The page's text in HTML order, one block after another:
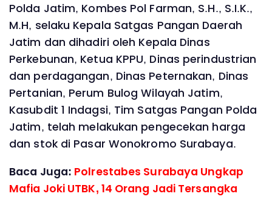
Polda Jatim, Kombes Pol Farman, S.H., S.I.K.,
M.H, selaku Kepala Satgas Pangan Daerah
Jatim dan dihadiri oleh Kepala Dinas
Perkebunan, Ketua KPPU, Dinas perindustrian
dan perdagangan, Dinas Peternakan, Dinas
Pertanian, Perum Bulog Wilayah Jatim,
Kasubdit 1 Indagsi, Tim Satgas Pangan Polda
Jatim, telah melakukan pengecekan harga
dan stok di Pasar Wonokromo Surabaya.
Baca Juga: Polrestabes Surabaya Ungkap
Mafia Joki UTBK, 14 Orang Jadi Tersangka